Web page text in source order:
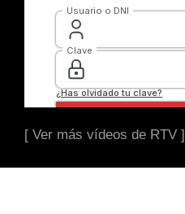
[ Ver más vídeos de RTV ]